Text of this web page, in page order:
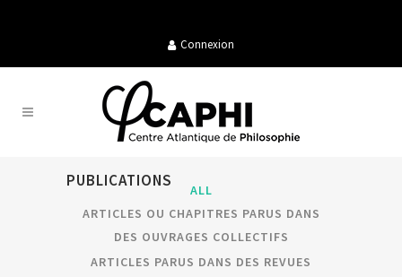
Connexion
PUBLICATIONS
ALL
ARTICLES OU CHAPITRES PARUS DANS
DES OUVRAGES COLLECTIFS
ARTICLES PARUS DANS DES REVUES